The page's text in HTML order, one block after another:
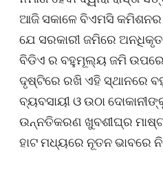
ଆଜି ସକାଳେ ବିଏମସି କମିଶନର
ଯେ ସରକାରୀ ଜମିରେ ଅନଧିକୃତ
ବିଡିଏ ର ବହୁମୂଲ୍ୟ ଜମି ଉପରେ
ଦୃଷ୍ଟିରେ ରଖି ଏହି ସ୍ଥାନରେ
ବ୍ୟବସାୟୀ ଓ ଉଠା
ଉନ୍ନତିକରଣ ଖୁବଶୀଘ୍ର
ହାଟ ମଧ୍ୟରେ ନୂତନ ଭାବରେ